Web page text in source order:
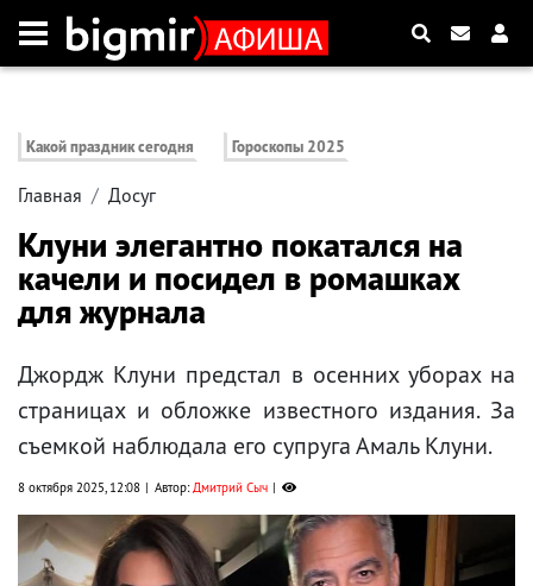
Какой праздник сегодня Гороскопы 2025
Главная Досуг
Клуни элегантно покатался на
качели и посидел в ромашках
для журнала
Джордж Клуни предстал в осенних уборах на
страницах и обложке известного издания. За
съемкой наблюдала его супруга Амаль Клуни.
8 октября 2025, 12:08 Автор:Дмитрий Сыч